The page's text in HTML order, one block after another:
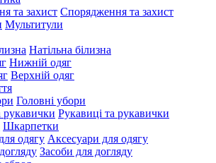
Спорядження та захист
Мультитули
Натільна білизна
Нижній одяг
Верхній одяг
Головні убори
Рукавиці та рукавички
Шкарпетки
Аксесуари для одягу
Засоби для догляду